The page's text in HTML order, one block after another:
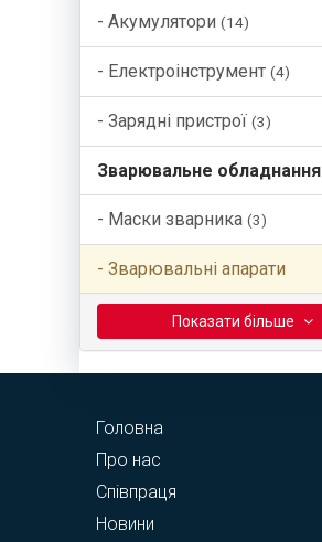
- Акумулятори (14)
- Електроінструмент (4)
- Зарядні пристрої (3)
Зварювальне обладнання
- Маски зварника (3)
- Зварювальні апарати
Показати бiльше
Головна
Про нас
Співпраця
Новини